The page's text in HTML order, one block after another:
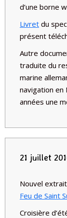
d’une borne
Livret du
présent
Autre
traduite du
marine
navigation
années une
21 juillet
Nouvel
Feu de Saint
Croisière